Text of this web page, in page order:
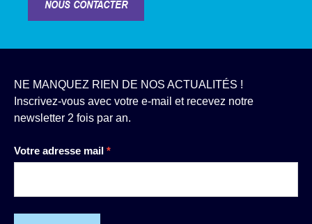
NOUS CONTACTER
NE MANQUEZ RIEN DE NOS ACTUALITÉS !
Inscrivez-vous avec votre e-mail et recevez notre
newsletter 2 fois par an.
Votre adresse mail *